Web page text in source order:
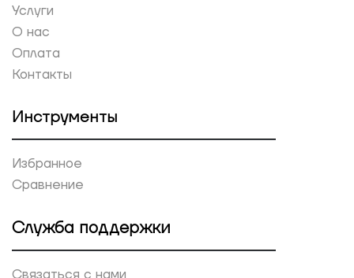
Услуги
О нас
Оплата
Контакты
Инструменты
Избранное
Сравнение
Служба поддержки